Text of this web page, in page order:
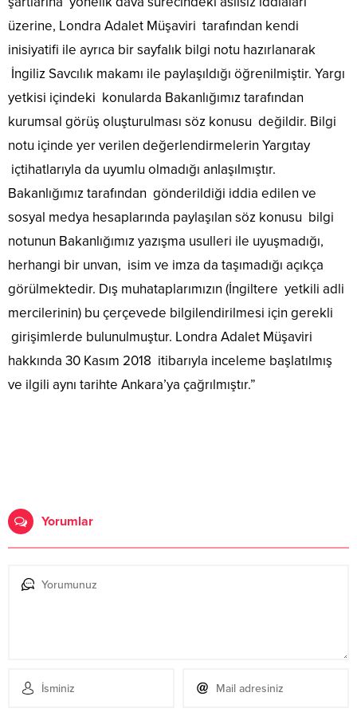
üzerine, Londra Adalet Müşaviri tarafından kendi
inisiyatifi ile ayrıca bir sayfalık bilgi notu hazırlanarak
İngiliz Savcılık makamı ile paylaşıldığı öğrenilmiştir. Yargı
yetkisi içindeki konularda Bakanlığımız tarafından
kurumsal görüş oluşturulması söz konusu değildir. Bilgi
notu içinde yer verilen değerlendirmelerin Yargıtay
içtihatlarıyla da uyumlu olmadığı anlaşılmıştır.
Bakanlığımız tarafından gönderildiği iddia edilen ve
sosyal medya hesaplarında paylaşılan söz konusu bilgi
notunun Bakanlığımız yazışma usulleri ile uyuşmadığı,
herhangi bir unvan, isim ve imza da taşımadığı açıkça
görülmektedir. Dış muhataplarımızın (İngiltere yetkili adli
mercilerinin) bu çerçevede bilgilendirilmesi için gerekli
girişimlerde bulunulmuştur. Londra Adalet Müşaviri
hakkında 30 Kasım 2018 itibarıyla inceleme başlatılmış
ve ilgili aynı tarihte Ankara’ya çağrılmıştır.”
Yorumlar